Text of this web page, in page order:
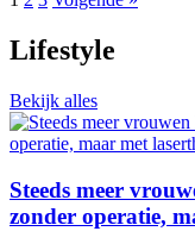
Lifestyle
Bekijk alles
Steeds meer
zonder operatie,